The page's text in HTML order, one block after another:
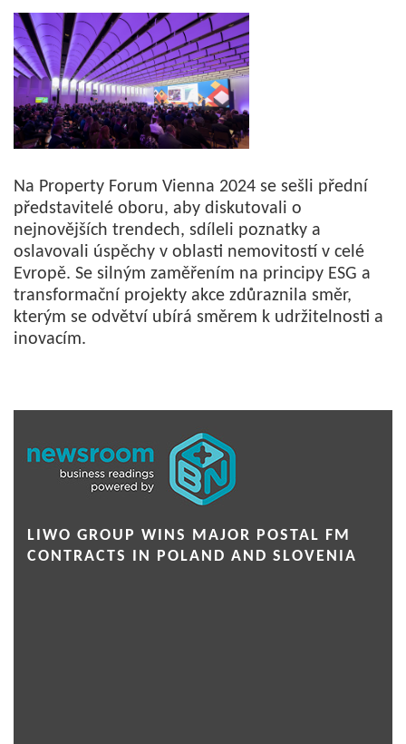
Na Property Forum Vienna 2024 se sešli přední
představitelé oboru, aby diskutovali o
nejnovějších trendech, sdíleli poznatky a
oslavovali úspěchy v oblasti nemovitostí v celé
Evropě. Se silným zaměřením na principy ESG a
transformační projekty akce zdůraznila směr,
kterým se odvětví ubírá směrem k udržitelnosti a
inovacím.
LIWO GROUP WINS MAJOR POSTAL FM
CONTRACTS IN POLAND AND SLOVENIA